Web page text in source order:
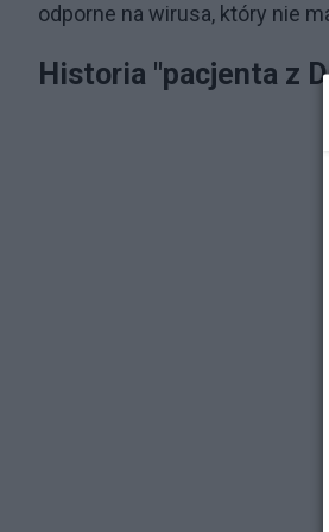
odporne na wirusa, który nie
Historia "pacjenta z